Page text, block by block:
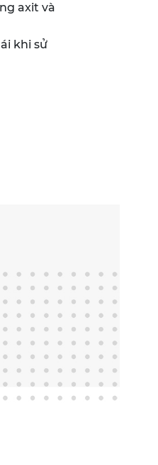
axit và
khi sử